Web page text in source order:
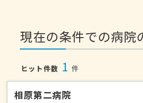
現在の条件での病院
ヒット件数 1 件
相原第二病院